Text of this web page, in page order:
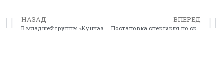
НАЗАД ВПЕРЕД
Постановка спектакля по сказке «Таал-Таал эмээхсин» – как итог исследования темы “Вода”